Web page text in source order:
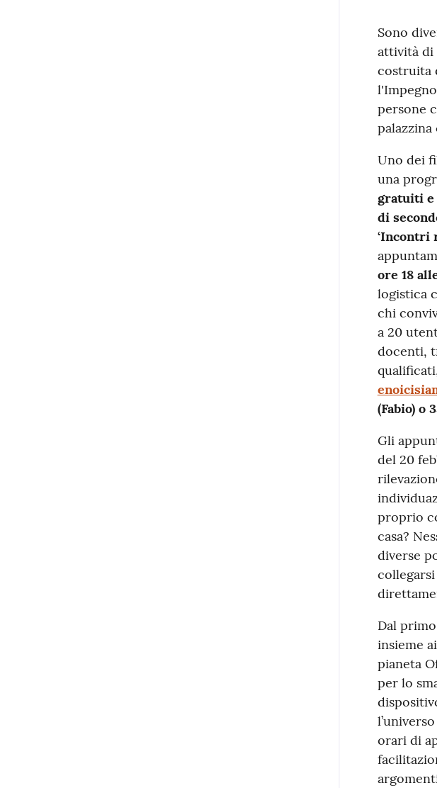
Sono
attività di
costruita
l'Impegno
persone
Uno dei
una
gratuiti e
di
‘Incontri
ore 18
logistica
chi
a 20
docenti,
(Fabio) o
Gli
del 20
proprio
casa?
diverse
Dal
insieme
pianeta
per lo
orari di